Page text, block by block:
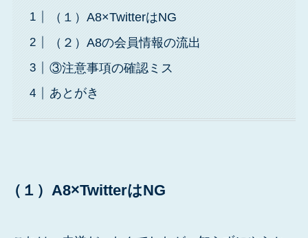
（１）A8×TwitterはNG
（２）A8の会員情報の流出
③注意事項の確認ミス
あとがき
（１）A8×TwitterはNG